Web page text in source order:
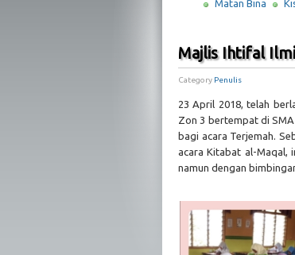
Matan Bina
Majlis Ihtifal
Category Penulis
23 April 2018, telah
Zon 3 bertempat di SMA
bagi acara Terjemah.
acara Kitabat al-Maqal,
namun dengan